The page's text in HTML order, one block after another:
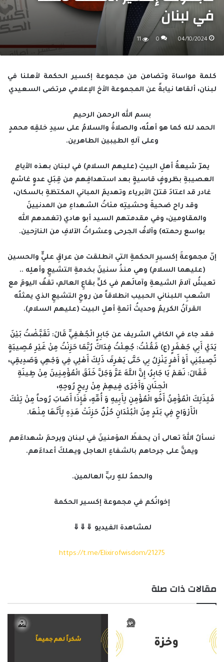
في لبنان
04/10/2024
0
11
كلمة مواساة وتضامن من مجموعة إكسير الحكمة لأهلنا في
لبنان، ألقاها نيابةً عن المجموعة الأخ الإعلامي مرتضى السعيدي
بسم الله الرحمن الرحيم
الحمد لله كما هو أهلُه، والصلاةُ والسلامُ على سيدِ خلقِه محمدٍ
وعلى آلهِ الطيبين الطاهرين.
يمرّ شيعةُ أهلِ البيتِ (عليهم السلام) في لبنان بهذه الأيامِ
العصيبةِ بظروفٍ قاسيةٍ بعد استهدافِهم من قِبَلِ عدوٍ غاشمٍ
غادر قد اعتادَ قتلَ الأبرياء وتهديمَ المباني المكتظةِ بالسكان،
وقد راح ضحيةَ وحشيتِه مئاتُ الشهداءِ من المدنيينَ
والمقاومين، وفي مقدمتهم السيد أبو هادي (تغمدهم الله
بواسع رحمته) وآلافُ الجرحى وعشراتُ الآلافِ من النازحين.
إنّ مجموعةَ إكسيرِ الحكمةِ التي انطلقت من عراقِ عليٍّ والحسين
(عليهما السلام) وهي منذُ سنينَ بخدمةِ التشيعِ وأهلِه ..
تعيشُ آلامَ الشيعةِ وآمالَهم في كلِّ بقاعِ العالم، تقفُ اليومَ مع
الشعبِ اللبناني الحبيب انطلاقاً من روحِ التشيعِ الذي يمثلُه
القرآنُ الكريمُ وحديثُ أئمةِ أهلِ البيت (عليهم السلام).
فقد جاء في الكافي الشريف عن جَابِرٍ الْجُعْفِيِّ قَالَ: تَقَبَّضْتُ بَيْنَ
يَدَيْ أَبِي جَعْفَرٍ (ع) فَقُلْتُ: جُعِلْتُ فِدَاكَ رُبَّمَا حَزِنْتُ مِنْ غَيْرِ مُصِيبَةٍ
تُصِيبُنِي أَوْ أَمْرٍ يَنْزِلُ بِي حَتَّى يَعْرِفَ ذَلِكَ أَهْلِي فِي وَجْهِي وَصَدِيقِي،
فَقَالَ: نَعَمْ يَا جَابِرُ، إِنَّ اللَّهَ عَزَّ وَجَلَّ خَلَقَ الْمُؤْمِنِينَ مِنْ طِينَةِ
الْجِنَانِ وَأَجْرَى فِيهِمْ مِنْ رِيحِ رُوحِهِ،
فَلِذَلِكَ الْمُؤْمِنُ أَخُو الْمُؤْمِنِ لِأَبِيهِ وَ أُمِّهِ، فَإِذَا أَصَابَ رُوحاً مِنْ تِلْكَ
الْأَرْوَاحِ فِي بَلَدٍ مِنَ الْبُلْدَانِ حُزْنٌ حَزِنَتْ هَذِهِ لِأَنَّهَا مِنْهَا.
نسألُ اللهَ تعالى أن يحفظَ المؤمنينَ في لبنان ويرحمَ شهداءَهم
ويمنَّ على جرحاهم بالشفاءِ العاجل ويهلكَ أعداءَهم.
والحمدُ للهِ ربِّ العالمين.
إخوانُكم في مجموعة إكسير الحكمة
لمشاهدة الفيديو ⇓⇓⇓
https://t.me/Elixirofwisdom/21275
مقالات ذات صلة